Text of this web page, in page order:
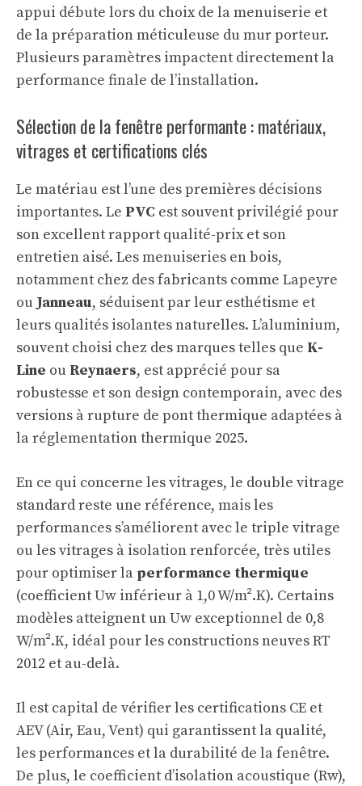
appui débute lors du choix de la menuiserie et
de la préparation méticuleuse du mur porteur.
Plusieurs paramètres impactent directement la
performance finale de l’installation.
Sélection de la fenêtre performante : matériaux,
vitrages et certifications clés
Le matériau est l’une des premières décisions
importantes. Le PVC est souvent privilégié pour
son excellent rapport qualité-prix et son
entretien aisé. Les menuiseries en bois,
notamment chez des fabricants comme Lapeyre
ou Janneau, séduisent par leur esthétisme et
leurs qualités isolantes naturelles. L’aluminium,
souvent choisi chez des marques telles que K-
Line ou Reynaers, est apprécié pour sa
robustesse et son design contemporain, avec des
versions à rupture de pont thermique adaptées à
la réglementation thermique 2025.
En ce qui concerne les vitrages, le double vitrage
standard reste une référence, mais les
performances s’améliorent avec le triple vitrage
ou les vitrages à isolation renforcée, très utiles
pour optimiser la performance thermique
(coefficient Uw inférieur à 1,0 W/m².K). Certains
modèles atteignent un Uw exceptionnel de 0,8
W/m².K, idéal pour les constructions neuves RT
2012 et au-delà.
Il est capital de vérifier les certifications CE et
AEV (Air, Eau, Vent) qui garantissent la qualité,
les performances et la durabilité de la fenêtre.
De plus, le coefficient d’isolation acoustique (Rw),